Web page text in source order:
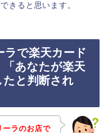
きると思います。
で楽天カード
あなたが楽天
たと判断され
ーラのお店で